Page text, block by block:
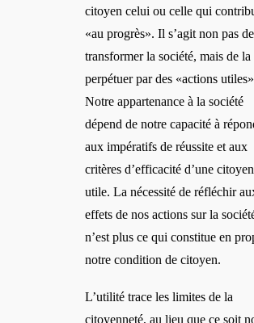
citoyen celui ou celle qui
«au progrès». Il s’agit non pas de
transformer la société, mais de la
perpétuer par des «actions
Notre appartenance à la société
dépend de notre capacité à
aux impératifs de réussite et aux
critères d’efficacité d’une
utile. La nécessité de réfléchir
effets de nos actions sur la
n’est plus ce qui constitue en
notre condition de citoyen.
L’utilité trace les limites de la
citoyenneté, au lieu que ce soit